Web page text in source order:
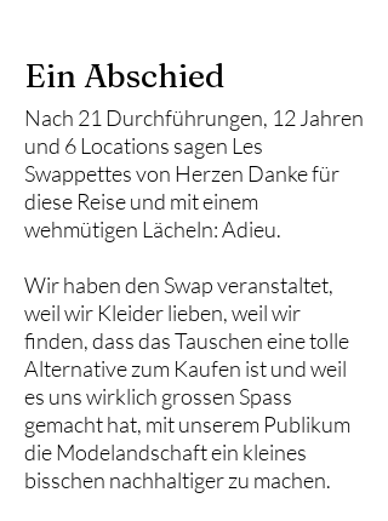
Ein Abschied
Nach 21 Durchführungen, 12 Jahren
und 6 Locations sagen Les
Swappettes von Herzen Danke für
diese Reise und mit einem
wehmütigen Lächeln: Adieu.
Wir haben den Swap veranstaltet,
weil wir Kleider lieben, weil wir
finden, dass das Tauschen eine tolle
Alternative zum Kaufen ist und weil
es uns wirklich grossen Spass
gemacht hat, mit unserem Publikum
die Modelandschaft ein kleines
bisschen nachhaltiger zu machen.